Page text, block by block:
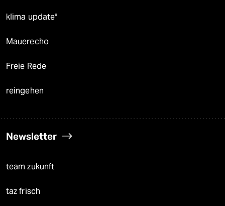
klima update°
Mauerecho
Freie Rede
reingehen
Newsletter
team zukunft
taz frisch